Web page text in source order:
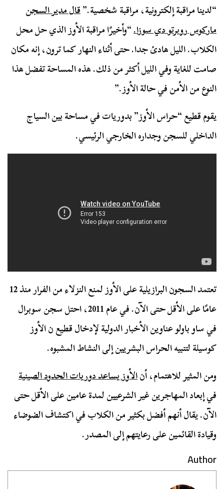
“لدينا مراقبة إلكترونية، مراقبة شخصية.”قال مدير السجن
ماركوس روبرتو دي سوزا.“وأخيرًا مراقبة الأوز الذي حل محل
الكلاب. الليل هادئ جدا. حتى أثناء النهار كما ترون، إنه مكان
صامت للغاية وفي الليل أكثر من ذلك. هذه المساحة تفضل هذا
النوع من الأمن في حالة الأوز.”
يقوم قطيع “حراس الأوز” بدوريات في مساحة بين السياج
الداخلي للسجن وجداره الخارجي الرئيسي.
تعتمد السجون البرازيلية على الأوز لمنع النزلاء من الفرار منذ 12
عامًا على الأقل حتى الآن. في عام 2011، احتل سجن سوبرال
في ساو باولو عناوين الأخبار الدولية لإدخال قطيع ن الأوز
كوسيلة لتنبيه الحراس البشريين إلى النشاط المشبوه.
ومن المثير للاهتمام، أنالأوز يساعد دوريات الحدود الصينية
في إبعاد المهاجرين غير الشرعيين لمدة عامين على الأقل حتى
الآن. يقال أنهم أفضل بكثير من الكلاب في اكتشاف الضوضاء
وقيادة القائمين على رعايتهم إلى المصدر.
Author